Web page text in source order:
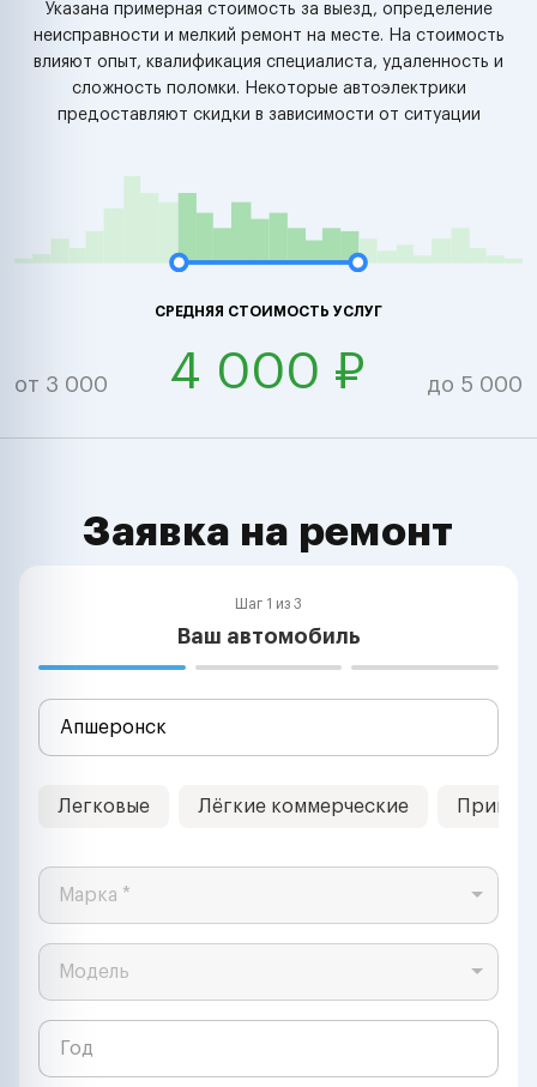
Указана примерная стоимость за выезд, определение
неисправности и мелкий ремонт на месте. На стоимость
влияют опыт, квалификация специалиста, удаленность и
сложность поломки. Некоторые автоэлектрики
предоставляют скидки в зависимости от ситуации
СРЕДНЯЯ СТОИМОСТЬ УСЛУГ
от 3 000 4 000 ₽ до 5 000
Заявка на ремонт
Шаг 1 из 3
Ваш автомобиль
Легковые Лёгкие коммерческие
Марка *
Модель